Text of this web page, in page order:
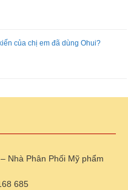
của chị em đã dùng Ohui?
Nhà Phân Phối Mỹ phẩm
685